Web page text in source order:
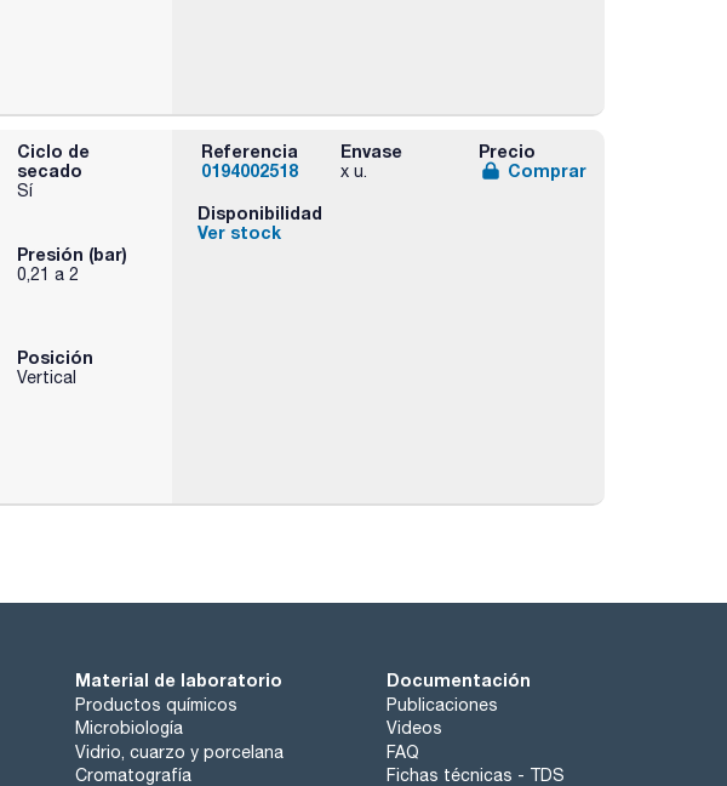
Ciclo de
secado
Sí
Presión (bar)
0,21 a 2
Posición
Vertical
Referencia
0194002518
Envase
x u.
Precio
Comprar
Disponibilidad
Ver stock
Material de laboratorio
Productos químicos
Microbiología
Vidrio, cuarzo y porcelana
Cromatografía
Documentación
Publicaciones
Videos
FAQ
Fichas técnicas - TDS